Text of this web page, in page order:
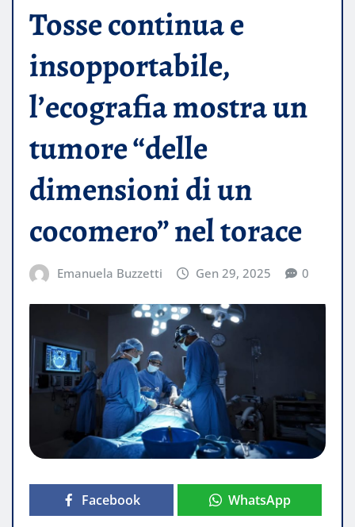
Tosse continua e
insopportabile,
l’ecografia mostra un
tumore “delle
dimensioni di un
cocomero” nel torace
Emanuela Buzzetti Gen 29, 2025 0
Facebook WhatsApp